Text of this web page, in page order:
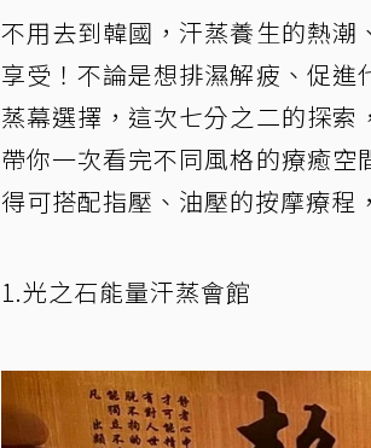
不用去到韓國，汗蒸養生的熱
享受！不論是想排濕解疲、促
蒸幕選擇，這次七分之二的探
帶你一次看完不同風格的療癒
得可搭配指壓、油壓的按摩療程
1.光之石能量汗蒸會館